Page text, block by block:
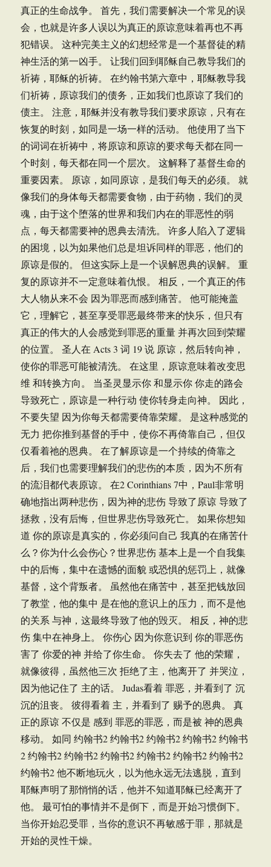
真正的生命战争。 首先，我们需要解决一个常见的误
会，也就是许多人误以为真正的原谅意味着再也不再
犯错误。 这种完美主义的幻想经常是一个基督徒的精
神生活的第一凶手。 让我们回到耶稣自己教导我们的
祈祷，耶稣的祈祷。 在约翰书第六章中，耶稣教导我
们祈祷，原谅我们的债务，正如我们也原谅了我们的
债主。 注意，耶稣并没有教导我们要求原谅，只有在
恢复的时刻，如同是一场一样的活动。 他使用了当下
的词词在祈祷中，将原谅和原谅的要求每天都在同一
个时刻，每天都在同一个层次。 这解释了基督生命的
重要因素。 原谅，如同原谅，是我们每天的必须。 就
像我们的身体每天都需要食物，由于药物，我们的灵
魂，由于这个堕落的世界和我们内在的罪恶性的弱
点，每天都需要神的恩典去清洗。 许多人陷入了逻辑
的困境，以为如果他们总是坦诉同样的罪恶，他们的
原谅是假的。 但这实际上是一个误解恩典的误解。 重
复的原谅并不一定意味着仇恨。 相反，一个真正的伟
大人物从来不会 因为罪恶而感到痛苦。 他可能掩盖
它，理解它，甚至享受罪恶最终带来的快乐，但只有
真正的伟大的人会感觉到罪恶的重量 并再次回到荣耀
的位置。 圣人在 Acts 3 词 19 说 原谅，然后转向神，
使你的罪恶可能被清洗。 在这里，原谅意味着改变思
维 和转换方向。 当圣灵显示你 和显示你 你走的路会
导致死亡，原谅是一种行动 使你转身走向神。 因此，
不要失望 因为你每天都需要倚靠荣耀。 是这种感觉的
无力 把你推到基督的手中，使你不再倚靠自己，但仅
仅看着祂的恩典。 在了解原谅是一个持续的倚靠之
后，我们也需要理解我们的悲伤的本质，因为不所有
的流泪都代表原谅。 在2 Corinthians 7中，Paul非常明
确地指出两种悲伤，因为神的悲伤 导致了原谅 导致了
拯救，没有后悔，但世界悲伤导致死亡。 如果你想知
道 你的原谅是真实的，你必须问自己 我真的在痛苦什
么？你为什么会伤心？世界悲伤 基本上是一个自我集
中的后悔，集中在遗憾的面貌 或恐惧的惩罚上，就像
基督，这个背叛者。 虽然他在痛苦中，甚至把钱放回
了教堂，他的集中 是在他的意识上的压力，而不是他
的关系 与神，这最终导致了他的毁灭。 相反，神的悲
伤 集中在神身上。 你伤心 因为你意识到 你的罪恶伤
害了 你爱的神 并给了你生命。 你失去了 他的荣耀，
就像彼得，虽然他三次 拒绝了主，他离开了 并哭泣，
因为他记住了 主的话。 Judas看着 罪恶，并看到了 沉
沉的沮丧。 彼得看着 主，并看到了 赐予的恩典。 真
正的原谅 不仅是 感到 罪恶的罪恶，而是被 神的恩典
移动。 如同 约翰书2 约翰书2 约翰书2 约翰书2 约翰书
2 约翰书2 约翰书2 约翰书2 约翰书2 约翰书2 约翰书2
约翰书2 他不断地玩火，以为他永远无法逃脱，直到
耶稣声明了那悄悄的话，他并不知道耶稣已经离开了
他。 最可怕的事情并不是倒下，而是开始习惯倒下。
当你开始忍受罪，当你的意识不再敏感于罪，那就是
开始的灵性干燥。